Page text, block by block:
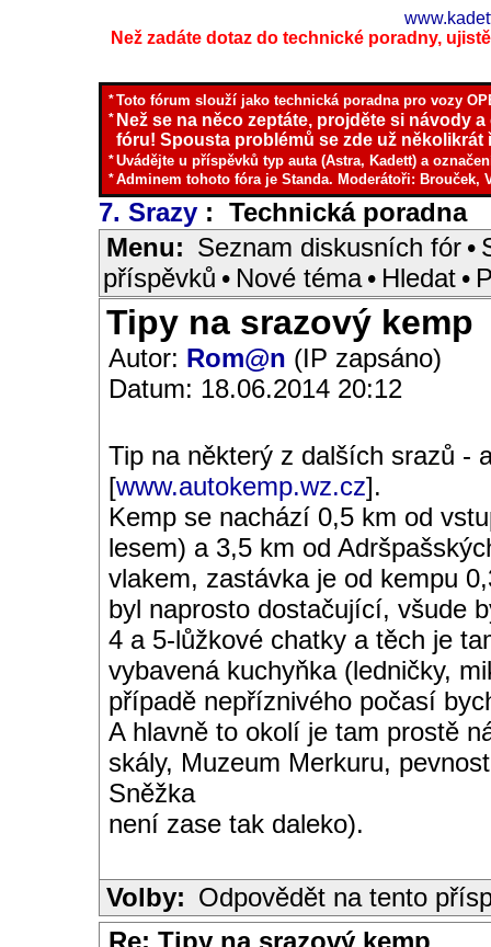
Než zadáte dotaz do technické poradny,
*Toto fórum slouží jako technická poradna pro vozy
* Než se na něco zeptáte, projděte si návody
fóru! Spousta problémů se zde už několikrát
*Uvádějte u příspěvků typ auta (Astra, Kadett) a
*Adminem tohoto fóra je Standa. Moderátoři: Brouček,
7. Srazy : Technická poradna
Menu: Seznam diskusních fór •
příspěvků • Nové téma • Hledat •
Tipy na srazový kemp
Autor: Rom@n (IP zapsáno)
Datum: 18.06.2014 20:12
Tip na některý z dalších srazů -
[www.autokemp.wz.cz].
Kemp se nachází 0,5 km od
lesem) a 3,5 km od
vlakem, zastávka je od kempu
byl naprosto dostačující, všude
4 a 5-lůžkové chatky a těch je
vybavená kuchyňka (ledničky,
případě nepříznivého počasí
A hlavně to okolí je tam prostě
skály, Muzeum Merkuru,
Sněžka
není zase tak daleko).
Volby: Odpovědět na tento
Re: Tipy na srazový kemp